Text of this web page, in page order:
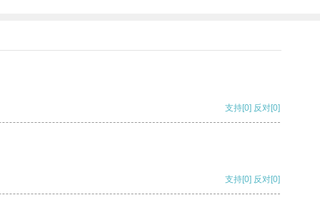
支持[0] 反对[0]
支持[0] 反对[0]